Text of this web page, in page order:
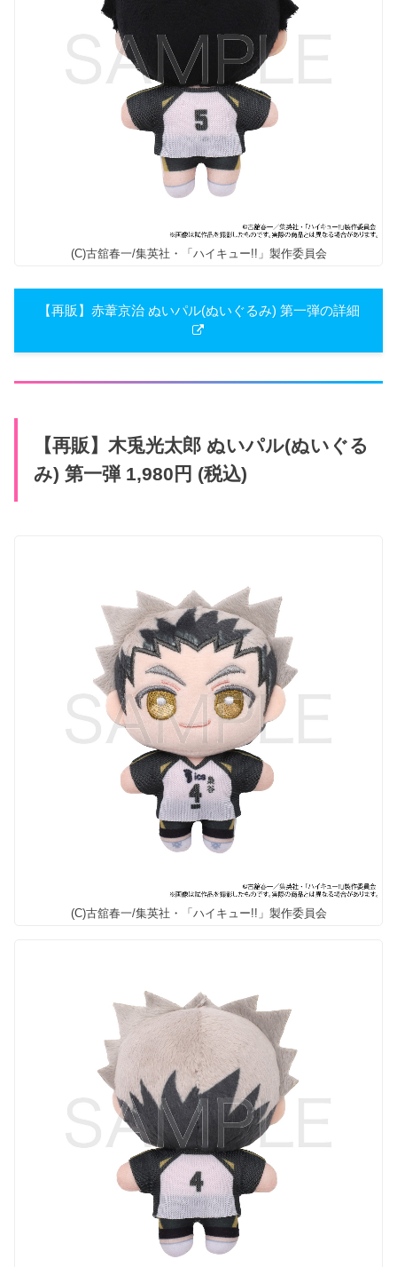
(C)古舘春一/集英社・「ハイキュー!!」製作委員会
【再販】​赤葦京治 ぬいパル(ぬいぐる​み) 第一弾の詳細
【再販】​木兎光太郎 ぬいパル(ぬいぐる​
み) 第一弾 1,980円 (税込)
(C)古舘春一/集英社・「ハイキュー!!」製作委員会